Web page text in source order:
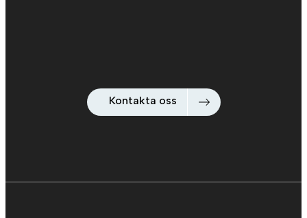
Kontakta oss